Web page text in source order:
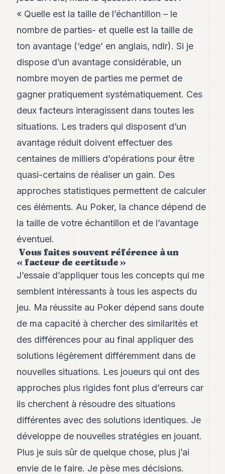
« Quelle est la taille de l’échantillon – le
nombre de parties- et quelle est la taille de
ton avantage (‘edge’ en anglais, ndlr). Si je
dispose d’un avantage considérable, un
nombre moyen de parties me permet de
gagner pratiquement systématiquement. Ces
deux facteurs interagissent dans toutes les
situations. Les traders qui disposent d’un
avantage réduit doivent effectuer des
centaines de milliers d’opérations pour être
quasi-certains de réaliser un gain. Des
approches statistiques permettent de calculer
ces éléments. Au Poker, la chance dépend de
la taille de votre échantillon et de l’avantage
éventuel.
Vous faites souvent référence à un
« facteur de certitude »
J’essaie d’appliquer tous les concepts qui me
semblent intéressants à tous les aspects du
jeu. Ma réussite au Poker dépend sans doute
de ma capacité à chercher des similarités et
des différences pour au final appliquer des
solutions légèrement différemment dans de
nouvelles situations. Les joueurs qui ont des
approches plus rigides font plus d’erreurs car
ils cherchent à résoudre des situations
différentes avec des solutions identiques. Je
développe de nouvelles stratégies en jouant.
Plus je suis sûr de quelque chose, plus j’ai
envie de le faire. Je pèse mes décisions.